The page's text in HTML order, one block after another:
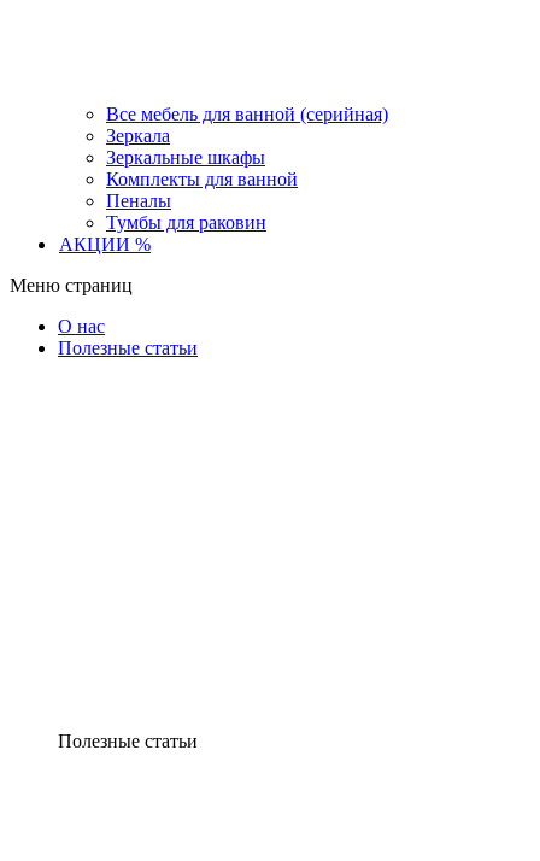
Все мебель для ванной (серийная)
Зеркала
Зеркальные шкафы
Комплекты для ванной
Пеналы
Тумбы для раковин
АКЦИИ %
Меню страниц
О нас
Полезные статьи
Полезные статьи